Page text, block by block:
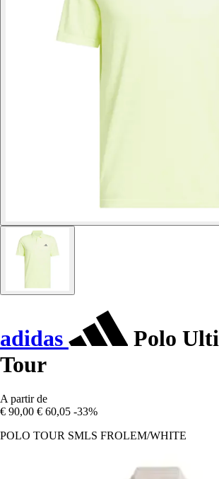
adidas
Polo
Tour
A partir de
€ 90,00 € 60,05 -33%
POLO TOUR SMLS FROLEM/WHITE